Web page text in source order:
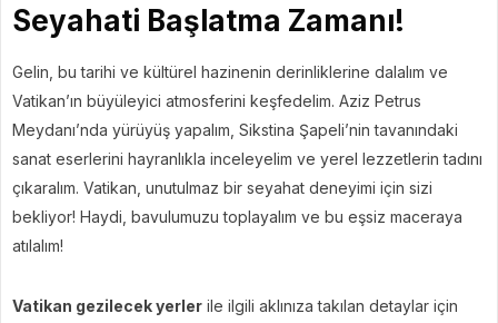
Seyahati Başlatma Zamanı!
Gelin, bu tarihi ve kültürel hazinenin derinliklerine dalalım ve
Vatikan’ın büyüleyici atmosferini keşfedelim. Aziz Petrus
Meydanı’nda yürüyüş yapalım, Sikstina Şapeli’nin tavanındaki
sanat eserlerini hayranlıkla inceleyelim ve yerel lezzetlerin tadını
çıkaralım. Vatikan, unutulmaz bir seyahat deneyimi için sizi
bekliyor! Haydi, bavulumuzu toplayalım ve bu eşsiz maceraya
atılalım!
Vatikan gezilecek yerler ile ilgili aklınıza takılan detaylar için